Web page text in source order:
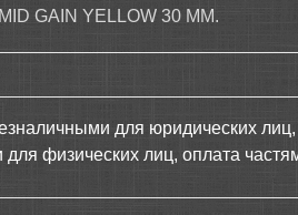
GAIN YELLOW 30 ММ.
для юридических лиц,
физических лиц, оплата